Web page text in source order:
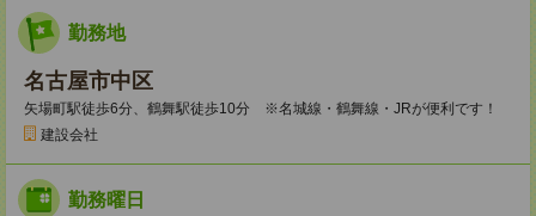
勤務地
名古屋市中区
矢場町駅徒歩6分、鶴舞駅徒歩10分 ※名城線・鶴舞線・JRが便利です！
建設会社
勤務曜日